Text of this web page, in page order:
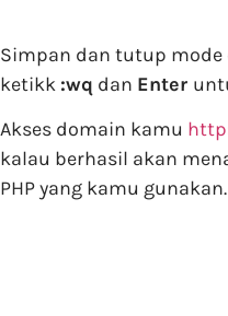
Simpan dan tutup
ketikk :wq dan Enter
Akses domain kamu
kalau berhasil akan
PHP yang kamu gunakan.